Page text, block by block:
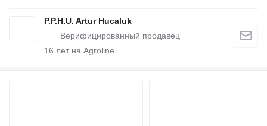
P.P.H.U. Artur Hucaluk
16 лет на Agroline